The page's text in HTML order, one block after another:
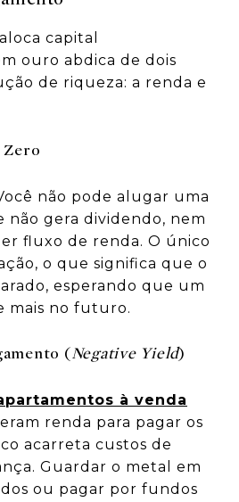
capital
ouro abdica de dois
de riqueza: a renda e
Zero
não pode alugar uma
não gera dividendo, nem
fluxo de renda. O único
o que significa que o
esperando que um
mais no futuro.
(Negative Yield)
à venda
renda para pagar os
acarreta custos de
Guardar o metal em
ou pagar por fundos